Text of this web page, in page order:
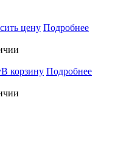
цену Подробнее
В корзину Подробнее